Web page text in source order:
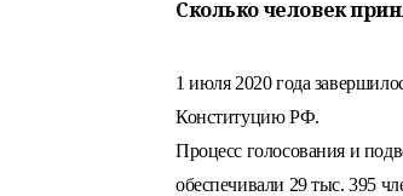
Сколько человек
1 июля 2020 года
Конституцию РФ.
Процесс голосования и
обеспечивали 29 тыс. 395